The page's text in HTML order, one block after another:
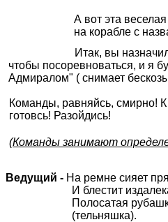
А вот эта
на корабле с
Итак, вы
чтобы посоревноваться, и я
Адмиралом" ( снимает
Команды, равняйсь, смирно! К
готовсь! Разойдись!
(Команды занимают
Ведущий - На ремне сияет
И блестит
Полосатая
(тельняшка).